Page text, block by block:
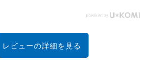
レビューの詳細を見る